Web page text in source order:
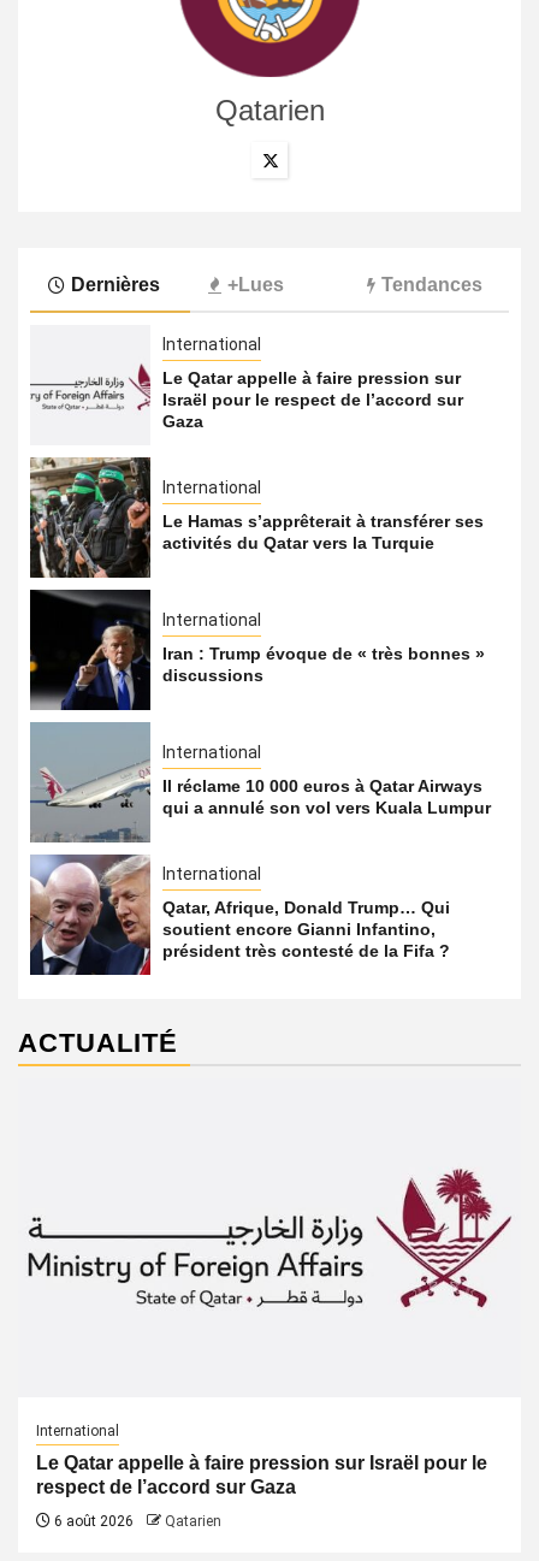
Qatarien
Dernières +Lues Tendances
International
Le Qatar appelle à faire pression sur
Israël pour le respect de l’accord sur
Gaza
International
Le Hamas s’apprêterait à transférer ses
activités du Qatar vers la Turquie
International
Iran : Trump évoque de « très bonnes »
discussions
International
Il réclame 10 000 euros à Qatar Airways
qui a annulé son vol vers Kuala Lumpur
International
Qatar, Afrique, Donald Trump… Qui
soutient encore Gianni Infantino,
président très contesté de la Fifa ?
ACTUALITÉ
International
Le Qatar appelle à faire pression sur Israël pour le
respect de l’accord sur Gaza
6 août 2026 Qatarien